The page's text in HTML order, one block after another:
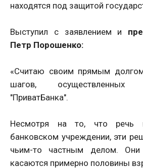
находятся под защитой
Выступил с заявлением и
Петр Порошенко:
«Считаю своим прямым
шагов,
"ПриватБанка".
Несмотря на то, что речь
банковском учреждении, эти
чьим-то частным делом. Они
касаются примерно половины